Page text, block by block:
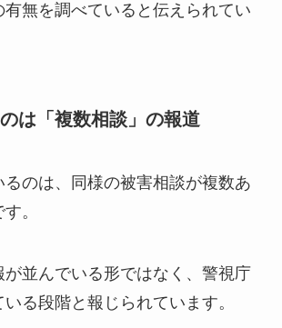
無を調べていると伝えられてい
は「複数相談」の報道
のは、同様の被害相談が複数あ
。
が並んでいる形ではなく、警視庁
る段階と報じられています。